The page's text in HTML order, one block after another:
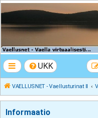
VAELLUSNET -
Vaellusturinat II
UKK
VAELLUSNET - Vaellusturinat II
Informaatio